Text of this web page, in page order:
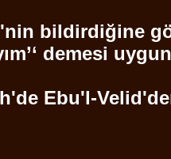
bildirdiğine
demesi
Ebu'l-